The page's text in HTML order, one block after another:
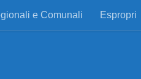
e Comunali Espropri